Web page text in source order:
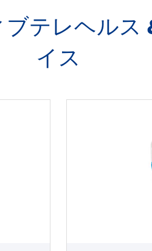
テレヘルス
イス